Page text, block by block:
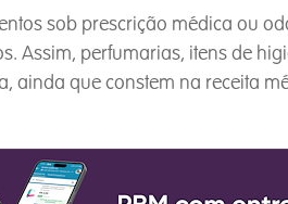
sob prescrição médica ou
Assim, perfumarias, itens de
ainda que constem na receita